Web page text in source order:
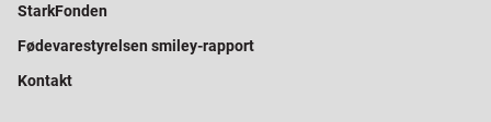
StarkFonden
Fødevarestyrelsen smiley-rapport
Kontakt